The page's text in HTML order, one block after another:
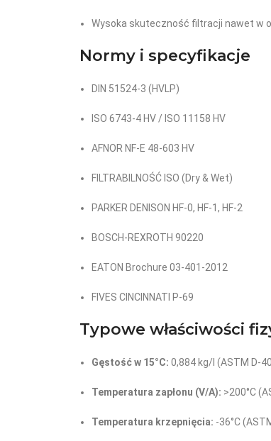
Wysoka skuteczność filtracji nawet w
Normy i specyfikacje
DIN 51524-3 (HVLP)
ISO 6743-4 HV / ISO 11158 HV
AFNOR NF-E 48-603 HV
FILTRABILNOŚĆ ISO (Dry & Wet)
PARKER DENISON HF-0, HF-1, HF-2
BOSCH-REXROTH 90220
EATON Brochure 03-401-2012
FIVES CINCINNATI P-69
Typowe właściwości
Gęstość w 15°C: 0,884 kg/l (ASTM D-
Temperatura zapłonu (V/A): >200°C
Temperatura krzepnięcia: -36°C